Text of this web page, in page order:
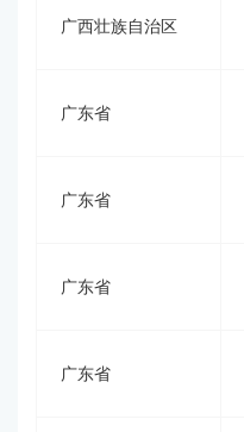
广西壮族自治区
广东省
广东省
广东省
广东省